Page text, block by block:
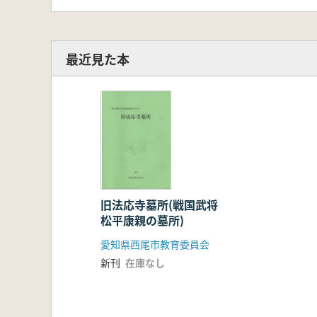
最近見た本
旧法応寺墓所(戦国武将
松平康親の墓所)
愛知県西尾市教育委員会
新刊 在庫なし